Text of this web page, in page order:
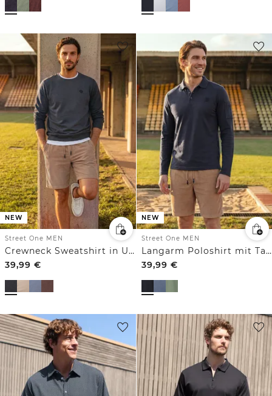
NEW
Street One MEN
Crewneck Sweatshirt in Unifarbe
39,99 €
NEW
Street One MEN
Langarm Poloshirt mit Taschendetail
39,99 €